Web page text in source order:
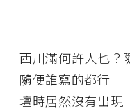
西川滿何許人也
隨便誰寫的都行
壇時居然沒有出現